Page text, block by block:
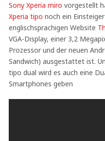
Sony Xperia miro vorgestellt
Xperia tipo noch ein
englischsprachigen Website
VGA-Display, einer 3,2
Prozessor und der neuen
Sandwich) ausgestattet ist.
tipo dual wird es auch eine
Smartphones geben